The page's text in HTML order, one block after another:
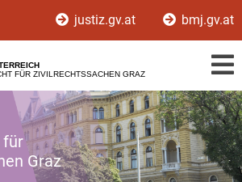
justiz.gv.at bmj.gv.at
FÜR ZIVILRECHTSSACHEN GRAZ
für
Graz